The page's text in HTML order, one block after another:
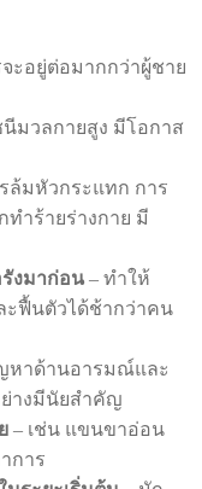
ะอยู่ต่อมากกว่าผู้ชาย
มวลกายสูง มีโอกาส
ล้มหัวกระแทก การ
ทำร้ายร่างกาย มี
รังมาก่อน – ทำให้
ะฟื้นตัวได้ช้ากว่าคน
หาด้านอารมณ์และ
างมีนัยสำคัญ
– เช่น แขนขาอ่อน
การ